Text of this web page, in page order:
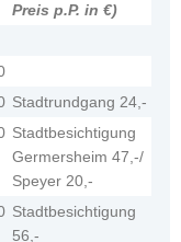
Preis p.P. in €)
Stadtrundgang 24,-
Stadtbesichtigung
Germersheim 47,-/
Speyer 20,-
Stadtbesichtigung
56,-